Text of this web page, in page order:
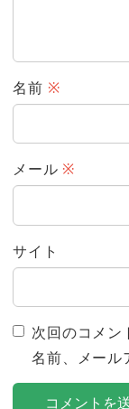
名前 ※
メール ※
サイト
次回のコメン
名前、メール